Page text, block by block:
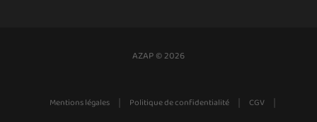
AZAP © 2026
Mentions légales | Politique de confidentialité | CGV |